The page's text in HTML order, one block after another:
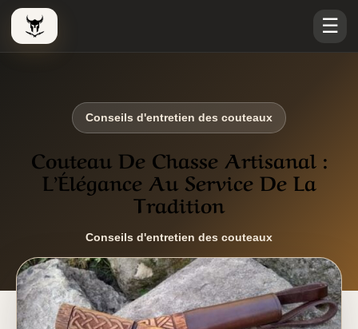
Le Viking Couteau ☰
Conseils d'entretien des couteaux
Couteau De Chasse Artisanal :
L’Élégance Au Service De La
Tradition
Conseils d'entretien des couteaux